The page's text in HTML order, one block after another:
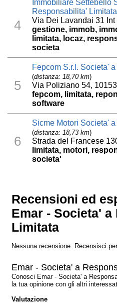
4
Immobiliare Settebello
Responsabilita' Limitata
Via Dei Lavandai 31 Int
gestione, immob,
limitata, locaz,
societa
5
Fepcom S.r.l. Societa'
(distanza: 18,70 km)
Via Poliziano 54,
fepcom, limitata,
software
6
Sicme Motori Societa'
(distanza: 18,73 km)
Strada del Francese
limitata, motori,
societa'
Recensioni ed
Emar - Societa'
Limitata
Nessuna recensione. Recensisci
Emar - Societa' a
Conosci Emar - Societa' a
la tua opinione con gli altri
Valutazione